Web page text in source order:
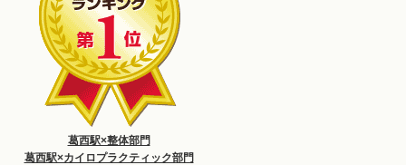
葛西駅×整体部門
葛西駅×カイロプラクティック部門